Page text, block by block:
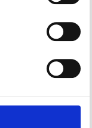
Det